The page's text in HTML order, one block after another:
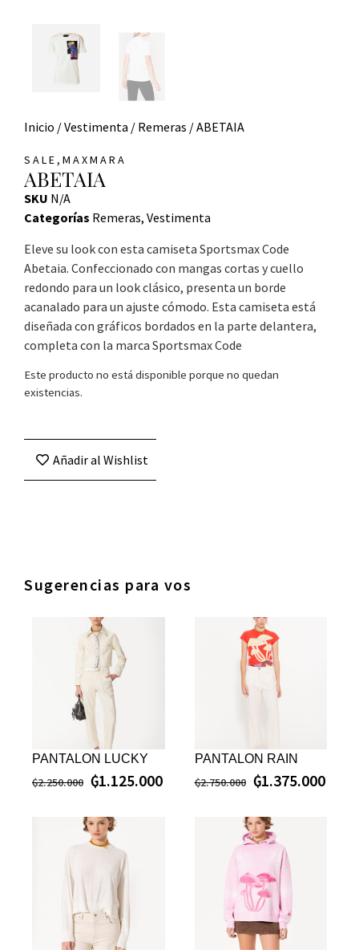
Inicio /Vestimenta / Remeras / ABETAIA
SALE, MAXMARA
ABETAIA
SKU N/A
Categorías Remeras, Vestimenta
Eleve su look con esta camiseta Sportsmax Code
Abetaia. Confeccionado con mangas cortas y cuello
redondo para un look clásico, presenta un borde
acanalado para un ajuste cómodo. Esta camiseta está
diseñada con gráficos bordados en la parte delantera,
completa con la marca Sportsmax Code
Este producto no está disponible porque no quedan
existencias.
Añadir al Wishlist
Sugerencias para vos
PANTALON LUCKY
₲2.250.000 ₲1.125.000
PANTALON RAIN
₲2.750.000 ₲1.375.000